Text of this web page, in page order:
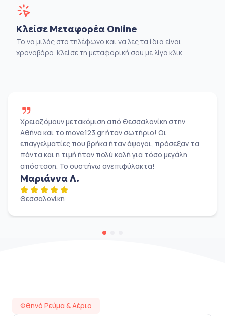
Κλείσε Μεταφορέα Online
Το να μιλάς στο τηλέφωνο και να λες τα ίδια είναι
χρονοβόρο. Κλείσε τη μεταφορική σου με λίγα κλικ.
Χρειαζόμουν μετακόμιση από Θεσσαλονίκη στην
Αθήνα και το move123.gr ήταν σωτήριο! Οι
επαγγελματίες που βρήκα ήταν άψογοι, πρόσεξαν τα
πάντα και η τιμή ήταν πολύ καλή για τόσο μεγάλη
απόσταση. Το συστήνω ανεπιφύλακτα!
Μαριάννα Λ.
Θεσσαλονίκη
Φθηνό Ρεύμα & Αέριο